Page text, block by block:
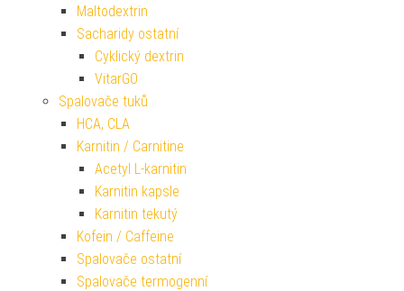
Maltodextrin
Sacharidy ostatní
Cyklický dextrin
VitarGO
Spalovače tuků
HCA, CLA
Karnitin / Carnitine
Acetyl L-karnitin
Karnitin kapsle
Karnitin tekutý
Kofein / Caffeine
Spalovače ostatní
Spalovače termogenní